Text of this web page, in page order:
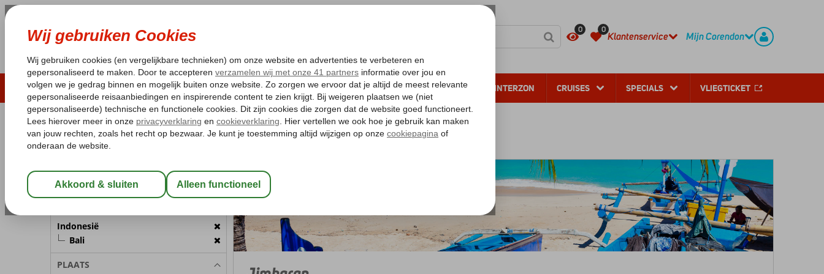
0 0
Klantenservice Mijn Corendon
LAST MINUTE ZOMER 2026 ZONVAKANTIE VERRE REIZEN ALL INCLUSIVE WINTERZON CRUISES SPECIALS VLIEGTICKET
Pakketgarantie Laagsteprijsgarantie* Gratis annuleren*
REISGEZELSCHAP
Wijzig Reisgezelschap
Indonesië
Bali
PLAATS